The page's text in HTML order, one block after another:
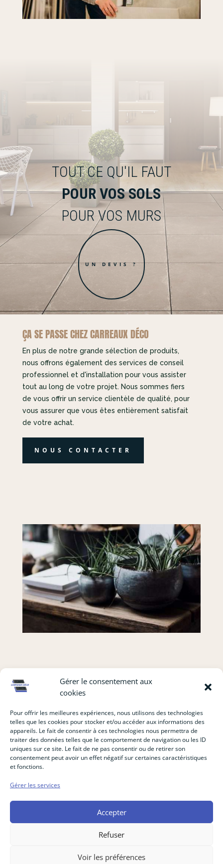
Gérer le consentement aux
cookies
Pour offrir les meilleures expériences, nous utilisons des technologies
telles que les cookies pour stocker et/ou accéder aux informations des
appareils. Le fait de consentir à ces technologies nous permettra de
traiter des données telles que le comportement de navigation ou les ID
uniques sur ce site. Le fait de ne pas consentir ou de retirer son
consentement peut avoir un effet négatif sur certaines caractéristiques
et fonctions.
Gérer les services
Accepter
Refuser
Voir les préférences
TOUT CE QU'IL FAUT
POUR VOS SOLS
POUR VOS MURS
UN DEVIS ?
ÇA SE PASSE CHEZ CARREAUX DÉCO
En plus de notre grande sélection de produits,
nous offrons également des services de conseil
professionnel et d'installation pour vous assister
tout au long de votre projet. Nous sommes fiers
de vous offrir un service clientèle de qualité, pour
vous assurer que vous êtes entièrement satisfait
de votre achat.
NOUS CONTACTER
VOS AVIS COMPTENT BEAUCOUP
POUR CARREAUX DÉCO
EN VOIR PLUS
ACCUEIL CARRELAGE PARQUET
FAÏENCE
SALLE DE BAIN
À PROPOS
NOS RÉALISATIONS
CONTACT